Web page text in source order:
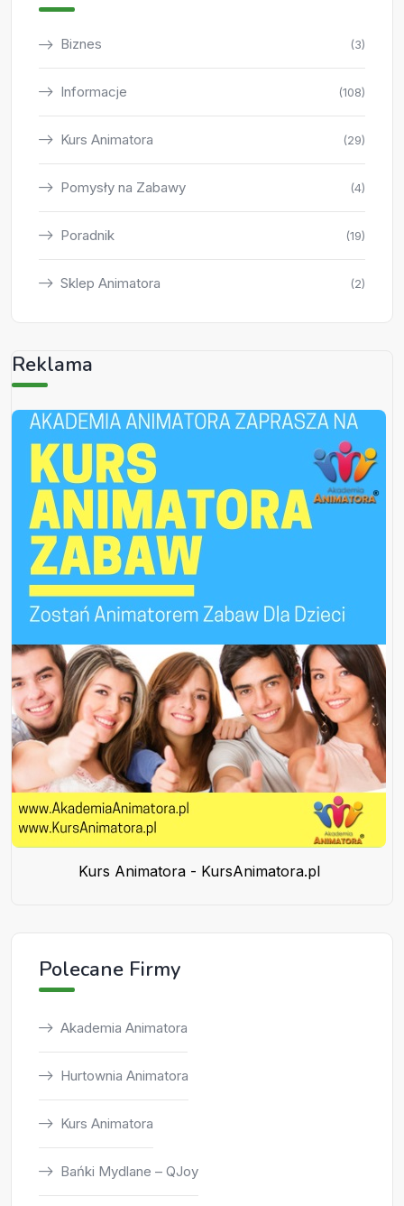
Biznes (3)
Informacje (108)
Kurs Animatora (29)
Pomysły na Zabawy (4)
Poradnik (19)
Sklep Animatora (2)
Reklama
Kurs Animatora - KursAnimatora.pl
Polecane Firmy
Akademia Animatora
Hurtownia Animatora
Kurs Animatora
Bańki Mydlane – QJoy